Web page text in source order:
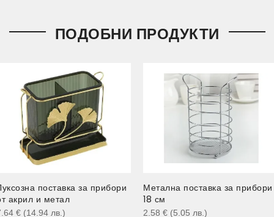
ПОДОБНИ ПРОДУКТИ
поставка за прибори
акрил и метал
€ (14.94 лв. )
Метална поставка за прибори
18 см
2.58 € (5.05 лв. )